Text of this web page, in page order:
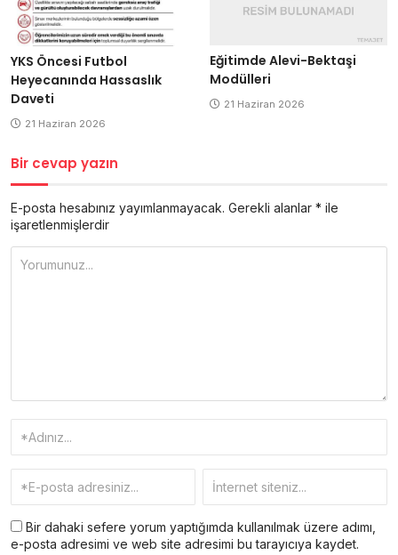
YKS Öncesi Futbol
Heyecanında Hassaslık
Daveti
21 Haziran 2026
Eğitimde Alevi-Bektaşi
Modülleri
21 Haziran 2026
Bir cevap yazın
E-posta hesabınız yayımlanmayacak. Gerekli alanlar * ile
işaretlenmişlerdir
Bir dahaki sefere yorum yaptığımda kullanılmak üzere adımı,
e-posta adresimi ve web site adresimi bu tarayıcıya kaydet.